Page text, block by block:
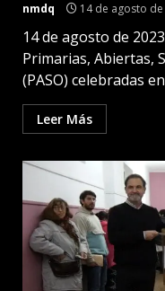
nmdq 14 de agosto de
14 de agosto de
Primarias, Abiertas,
(PASO) celebradas
Leer Más